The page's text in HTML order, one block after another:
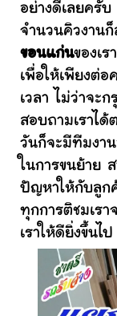
อย่างดีเลยครับ
จำนวนคิวงาน
ขอนแก่นของเ
เพื่อให้เพียงต่
เวลา ไม่ว่าจะ
สอบถามเราไ
วันก็จะมีทีมงา
ในการขนย้าย
ปัญหาให้กับลูก
ทุกการติชมเรา
เราให้ดียิ่งขึ้นไป